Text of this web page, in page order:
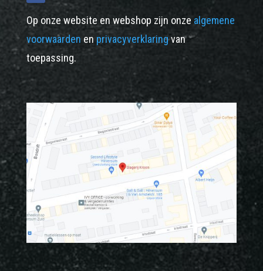
Op onze website en webshop zijn onze algemene
voorwaarden en privacyverklaringvan
toepassing.